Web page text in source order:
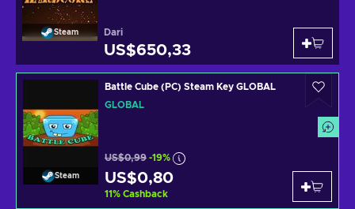
Steam Dari
US$650,33
Steam
Battle Cube (PC) Steam Key GLOBAL
GLOBAL
US$0,99 -19%
US$0,80
11% Cashback